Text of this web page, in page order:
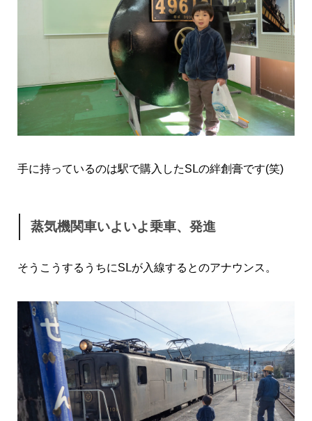
手に持っているのは駅で購入したSⅬの絆創膏です(笑)
蒸気機関車いよいよ乗車、発進
そうこうするうちにSⅬが入線するとのアナウンス。